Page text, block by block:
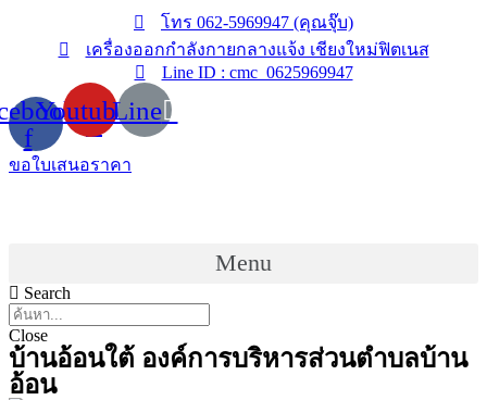
โทร 062-5969947 (คุณจุ๊บ)
เครื่องออกกำลังกายกลางแจ้ง เชียงใหม่ฟิตเนส
Line ID : cmc_0625969947
f
YoutubeLine
ขอใบเสนอราคา
Menu
Search
Close
บ้านอ้อนใต้ องค์การบริหารส่วนตำบลบ้าน
อ้อน